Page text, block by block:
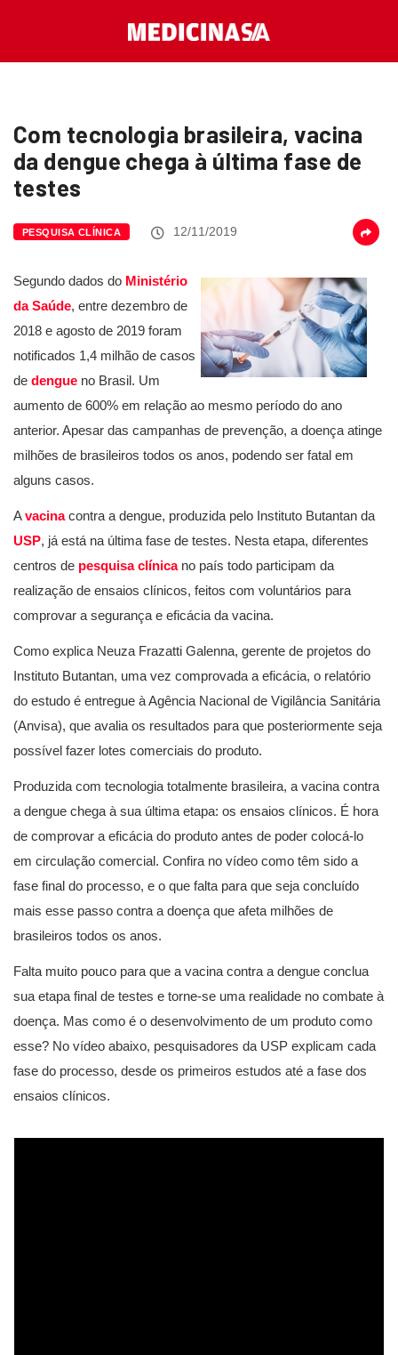
Com tecnologia brasileira, vacina
da dengue chega à última fase de
testes
PESQUISA CLÍNICA 12/11/2019
Segundo dados do Ministério
da Saúde, entre dezembro de
2018 e agosto de 2019 foram
notificados 1,4 milhão de casos
de dengue no Brasil. Um
aumento de 600% em relação ao mesmo período do ano
anterior. Apesar das campanhas de prevenção, a doença atinge
milhões de brasileiros todos os anos, podendo ser fatal em
alguns casos.
Avacinacontra a dengue, produzida pelo Instituto Butantan da
USP, já está na última fase de testes. Nesta etapa, diferentes
centros de pesquisa clínicano país todo participam da
realização de ensaios clínicos, feitos com voluntários para
comprovar a segurança e eficácia da vacina.
Como explica Neuza Frazatti Galenna, gerente de projetos do
Instituto Butantan, uma vez comprovada a eficácia, o relatório
do estudo é entregue à Agência Nacional de Vigilância Sanitária
(Anvisa), que avalia os resultados para que posteriormente seja
possível fazer lotes comerciais do produto.
Produzida com tecnologia totalmente brasileira, a vacina contra
a dengue chega à sua última etapa: os ensaios clínicos. É hora
de comprovar a eficácia do produto antes de poder colocá-lo
em circulação comercial. Confira no vídeo como têm sido a
fase final do processo, e o que falta para que seja concluído
mais esse passo contra a doença que afeta milhões de
brasileiros todos os anos.
Falta muito pouco para que a vacina contra a dengue conclua
sua etapa final de testes e torne-se uma realidade no combate à
doença. Mas como é o desenvolvimento de um produto como
esse? No vídeo abaixo, pesquisadores da USP explicam cada
fase do processo, desde os primeiros estudos até a fase dos
ensaios clínicos.